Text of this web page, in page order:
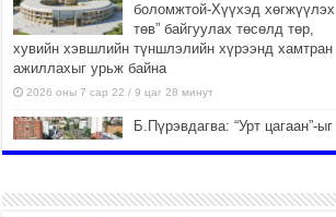
боломжтой-Хүүхэд хөгжүүлэх
төв” байгуулах төсөлд төр,
хувийн хэвшлийн түншлэлийн хүрээнд хамтран
ажиллахыг урьж байна
2026 оны 7 сар 22 / 9 цаг 28 минут
Б.Пүрэвдагва: “Урт цагаан”-ыг
2026 оны 7 сар 21 / 16 цаг 47 минут